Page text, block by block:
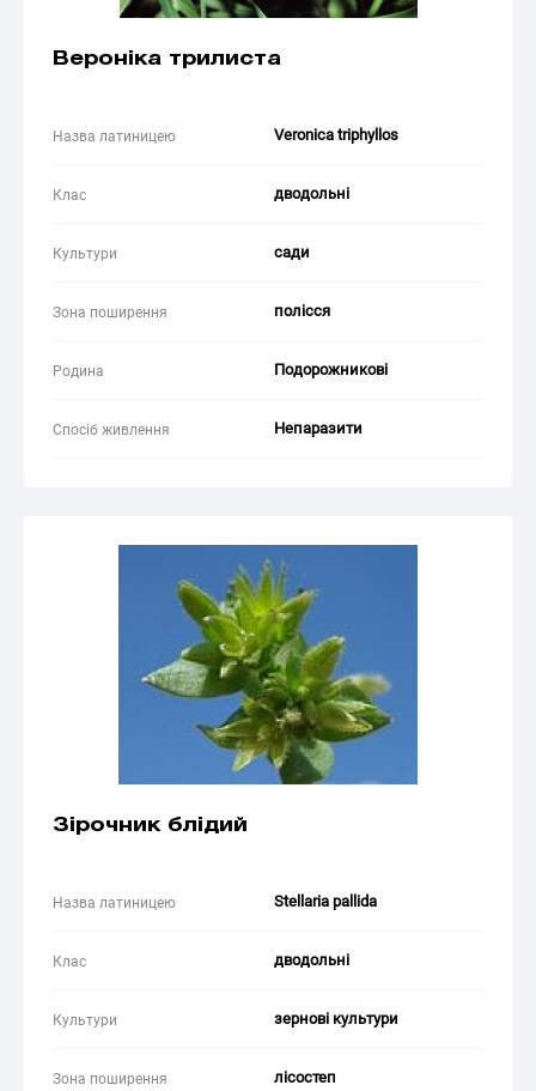
Вероніка трилиста
Назва латиницею Veronica triphyllos
Клас дводольні
Культури сади
Зона поширення полісся
Родина Подорожникові
Спосіб живлення Непаразити
Зірочник блідий
Назва латиницею Stellaria pallida
Клас дводольні
Культури зернові культури
Зона поширення лісостеп